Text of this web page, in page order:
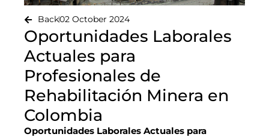
Back02 October 2024
Oportunidades Laborales
Actuales para
Profesionales de
Rehabilitación Minera en
Colombia
Oportunidades Laborales Actuales para